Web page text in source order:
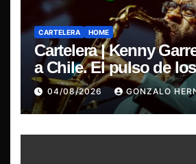
CARTELERA HOME
Cartelera | Kenny
a Chile. El pulso de
vuelve a cobrar vida
04/08/2026 GONZALO